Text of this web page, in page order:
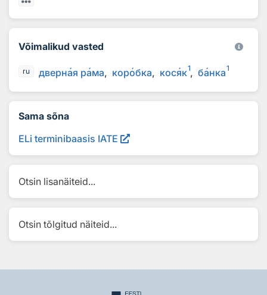
Võimalikud vasted
ru дверная рама коробка косяк1 банка1
Sama sõna
ELi terminibaasis IATE
Otsin lisanäiteid...
Otsin tõlgitud näiteid...